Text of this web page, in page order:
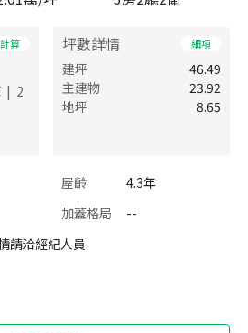
計算
| 2
坪數詳情 細項
建坪
46.49
主建物
23.92
地坪
8.65
屋齡
4.3年
加蓋格局
--
請洽經紀人員